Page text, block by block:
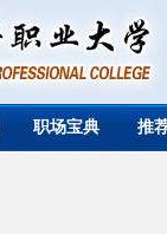
职场宝典 推